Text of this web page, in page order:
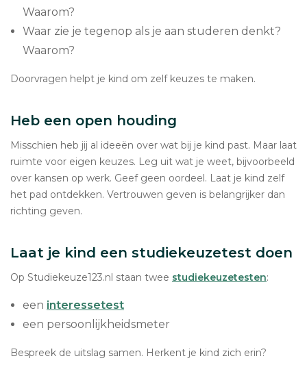
Waarom?
Waar zie je tegenop als je aan studeren denkt?
Waarom?
Doorvragen helpt je kind om zelf keuzes te maken.
Heb een open houding
Misschien heb jij al ideeën over wat bij je kind past. Maar laat
ruimte voor eigen keuzes. Leg uit wat je weet, bijvoorbeeld
over kansen op werk. Geef geen oordeel. Laat je kind zelf
het pad ontdekken. Vertrouwen geven is belangrijker dan
richting geven.
Laat je kind een studiekeuzetest doen
Op Studiekeuze123.nl staan twee studiekeuzetesten:
een interessetest
een persoonlijkheidsmeter
Bespreek de uitslag samen. Herkent je kind zich erin?